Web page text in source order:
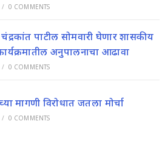
/ 0 COMMENTS
पाटील सोमवारी घेणार शासकीय
अनुपालनाचा आढावा
/ 0 COMMENTS
मागणी विरोधात जतला मोर्चा
/ 0 COMMENTS